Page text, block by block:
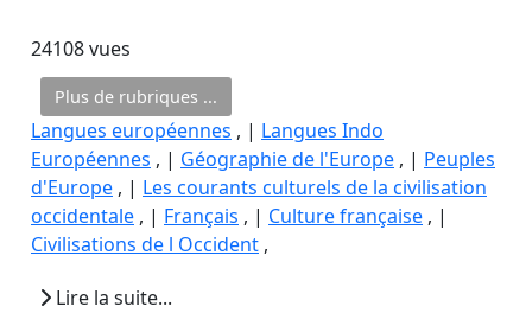
24108 vues
Plus de rubriques ...
Langues européennes , | Langues Indo
Européennes , | Géographie de l'Europe , | Peuples
d'Europe , | Les courants culturels de la civilisation
occidentale , | Français , | Culture française , |
Civilisations de l Occident ,
Lire la suite...